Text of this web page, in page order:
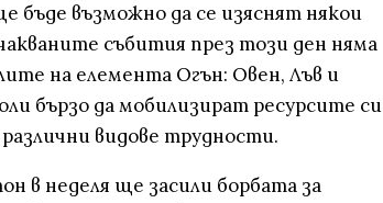
бъде възможно да се изяснят някои
събития през този ден няма
на елемента Огън: Овен, Лъв и
бързо да мобилизират ресурсите си
видове трудности.
в неделя ще засили борбата за